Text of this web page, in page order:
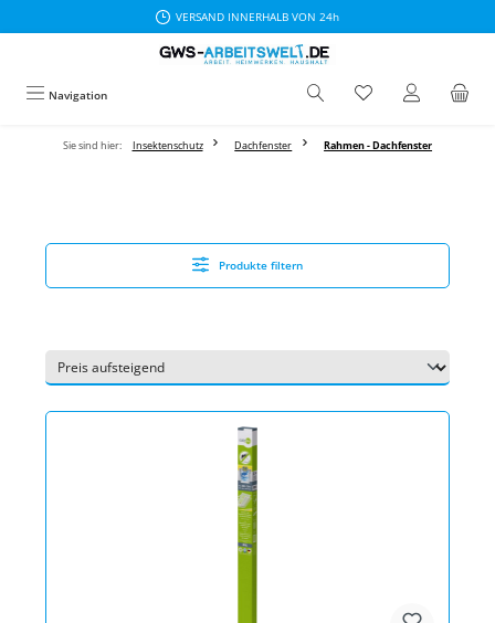
VERSAND INNERHALB VON 24h
Navigation
Sie sind hier: Insektenschutz Dachfenster Rahmen - Dachfenster
Produkte filtern